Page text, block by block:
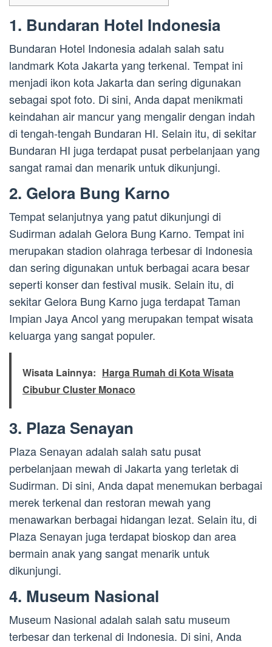
1. Bundaran Hotel Indonesia
Bundaran Hotel Indonesia adalah salah satu
landmark Kota Jakarta yang terkenal. Tempat ini
menjadi ikon kota Jakarta dan sering digunakan
sebagai spot foto. Di sini, Anda dapat menikmati
keindahan air mancur yang mengalir dengan indah
di tengah-tengah Bundaran HI. Selain itu, di sekitar
Bundaran HI juga terdapat pusat perbelanjaan yang
sangat ramai dan menarik untuk dikunjungi.
2. Gelora Bung Karno
Tempat selanjutnya yang patut dikunjungi di
Sudirman adalah Gelora Bung Karno. Tempat ini
merupakan stadion olahraga terbesar di Indonesia
dan sering digunakan untuk berbagai acara besar
seperti konser dan festival musik. Selain itu, di
sekitar Gelora Bung Karno juga terdapat Taman
Impian Jaya Ancol yang merupakan tempat wisata
keluarga yang sangat populer.
Wisata Lainnya: Harga Rumah di Kota Wisata
Cibubur Cluster Monaco
3. Plaza Senayan
Plaza Senayan adalah salah satu pusat
perbelanjaan mewah di Jakarta yang terletak di
Sudirman. Di sini, Anda dapat menemukan berbagai
merek terkenal dan restoran mewah yang
menawarkan berbagai hidangan lezat. Selain itu, di
Plaza Senayan juga terdapat bioskop dan area
bermain anak yang sangat menarik untuk
dikunjungi.
4. Museum Nasional
Museum Nasional adalah salah satu museum
terbesar dan terkenal di Indonesia. Di sini, Anda